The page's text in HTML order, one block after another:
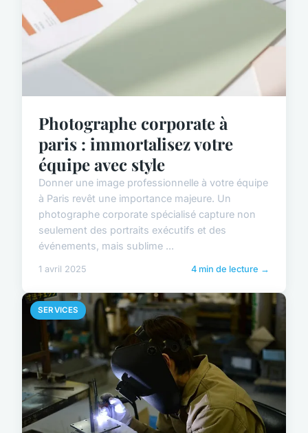
Photographe corporate à
paris : immortalisez votre
équipe avec style
Donner une image professionnelle à votre équipe
à Paris revêt une importance majeure. Un
photographe corporate spécialisé capture non
seulement des portraits exécutifs et des
événements, mais sublime ...
1 avril 2025 4 min de lecture →
SERVICES